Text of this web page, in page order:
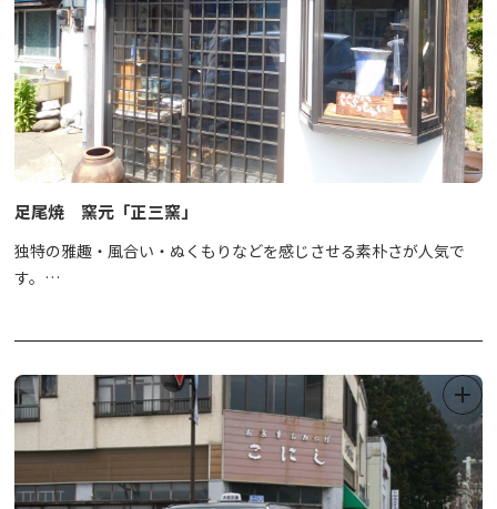
メント施設です。
巨大な恐竜の骨格標本や実物大の模型で恐竜について知ったり、立
体迷路で遊んだり。雨の日でも安心、楽しく過ごせる恐竜テーマパ
ークです。
全長約7ｍほどあるティラノサウルスの模型は、今にも動き出しそ
う！大迫力の展示物が館内の至る所でご覧いただけます。１階には
おみやげコーナーがありますので、ぜひのぞいてみて下さい。
～３Ｄ迷路について～
車いすでもご入場いただけますが、一部お通りいただけない部分が
ございます。また、狭くなっている所や暗くなっている所がござい
足尾焼 窯元「正三窯」
独特の雅趣・風合い・ぬくもりなどを感じさせる素朴さが人気で
す。